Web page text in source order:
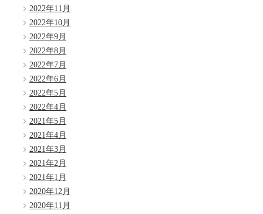
2022年11月
2022年10月
2022年9月
2022年8月
2022年7月
2022年6月
2022年5月
2022年4月
2021年5月
2021年4月
2021年3月
2021年2月
2021年1月
2020年12月
2020年11月